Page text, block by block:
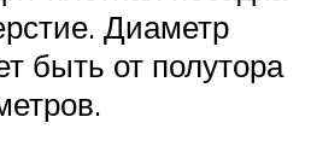
Диаметр
быть от полутора